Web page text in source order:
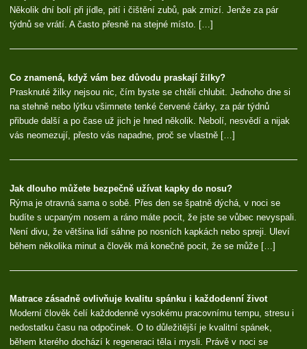
Několik dní bolí při jídle, pití i čištění zubů, pak zmizí. Jenže za pár
týdnů se vrátí. A často přesně na stejné místo. […]
Co znamená, když vám bez důvodu praskají žilky?
Prasknuté žilky nejsou nic, čím byste se chtěli chlubit. Jednoho dne si
na stehně nebo lýtku všimnete tenké červené čárky, za pár týdnů
přibude další a po čase už jich je hned několik. Nebolí, nesvědí a nijak
vás neomezují, přesto vás napadne, proč se vlastně […]
Jak dlouho můžete bezpečně užívat kapky do nosu?
Rýma je otravná sama o sobě. Přes den se špatně dýchá, v noci se
budíte s ucpaným nosem a ráno máte pocit, že jste se vůbec nevyspali.
Není divu, že většina lidí sáhne po nosních kapkách nebo spreji. Uleví
během několika minut a člověk má konečně pocit, že se může […]
Matrace zásadně ovlivňuje kvalitu spánku i každodenní život
Moderní člověk čelí každodenně vysokému pracovnímu tempu, stresu i
nedostatku času na odpočinek. O to důležitější je kvalitní spánek,
během kterého dochází k regeneraci těla i mysli. Právě v noci se